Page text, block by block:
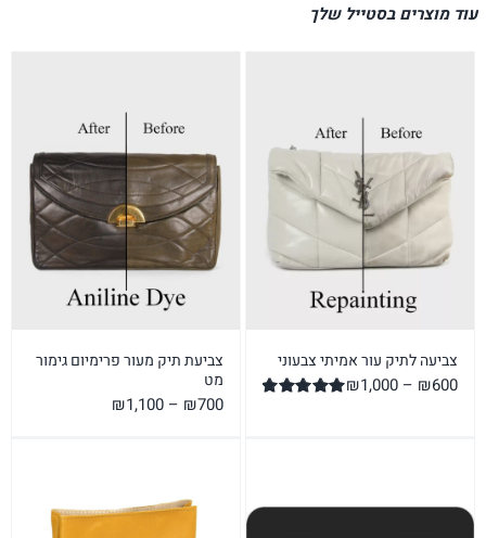
עוד מוצרים בסטייל שלך
צביעה לתיק עור אמיתי צבעוני
₪600
–
₪1,000
טווח
⁦₪1,000⁩
צביעת תיק מעור פרימיום גימור
מט
₪700
–
₪1,100
⁦₪1,100⁩